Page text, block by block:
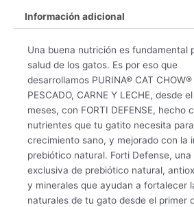
Información adicional
Una buena nutrición es fundamental
salud de los gatos. Es por eso que
desarrollamos PURINA® CAT CHOW®
PESCADO, CARNE Y LECHE, desde
meses, con FORTI DEFENSE, hecho
nutrientes que tu gatito necesita
crecimiento sano, y mejorado con la
prebiótico natural. Forti Defense,
exclusiva de prebiótico natural,
y minerales que ayudan a fortalecer
naturales de tu gato desde el primer